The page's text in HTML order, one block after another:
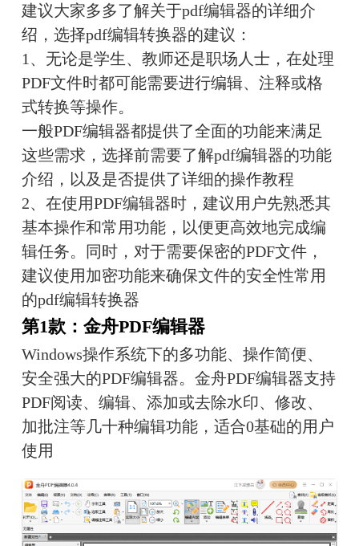
建议大家多多了解关于pdf编辑器的详细介
绍，选择pdf编辑转换器的建议：
1、无论是学生、教师还是职场人士，在处理
PDF文件时都可能需要进行编辑、注释或格
式转换等操作。
一般PDF编辑器都提供了全面的功能来满足
这些需求，选择前需要了解pdf编辑器的功能
介绍，以及是否提供了详细的操作教程
2、在使用PDF编辑器时，建议用户先熟悉其
基本操作和常用功能，以便更高效地完成编
辑任务。同时，对于需要保密的PDF文件，
建议使用加密功能来确保文件的安全性常用
的pdf编辑转换器
第1款：金舟PDF编辑器
Windows操作系统下的多功能、操作简便、
安全强大的PDF编辑器。金舟PDF编辑器支持
PDF阅读、编辑、添加或去除水印、修改、
加批注等几十种编辑功能，适合0基础的用户
使用